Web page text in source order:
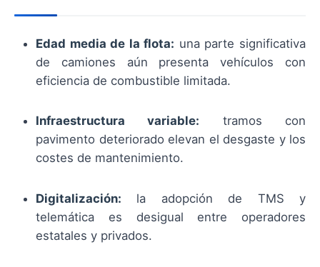
Edad media de la flota: una parte significativa
de camiones aún presenta vehículos con
eficiencia de combustible limitada.
Infraestructura variable: tramos con
pavimento deteriorado elevan el desgaste y los
costes de mantenimiento.
Digitalización: la adopción de TMS y
telemática es desigual entre operadores
estatales y privados.